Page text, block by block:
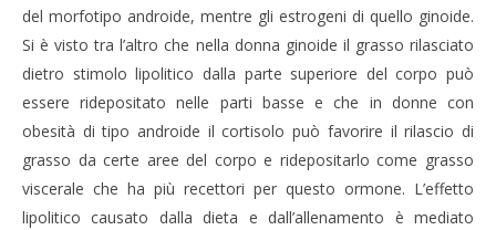
del morfotipo androide, mentre gli estrogeni di quello ginoide.
Si è visto tra l’altro che nella donna ginoide il grasso rilasciato
dietro stimolo lipolitico dalla parte superiore del corpo può
essere ridepositato nelle parti basse e che in donne con
obesità di tipo androide il cortisolo può favorire il rilascio di
grasso da certe aree del corpo e ridepositarlo come grasso
viscerale che ha più recettori per questo ormone. L’effetto
lipolitico causato dalla dieta e dall’allenamento è mediato